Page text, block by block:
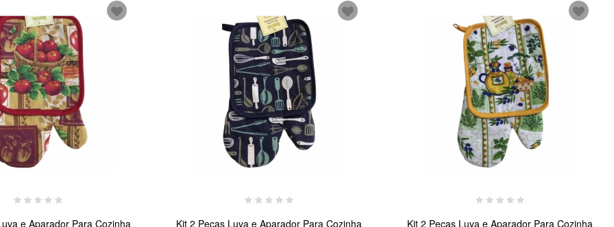
e Aparador Para Cozinha
Kit 2 Peças Luva e Aparador Para Cozinha
Kit 2 Peças Luva e Aparador Para Cozinha